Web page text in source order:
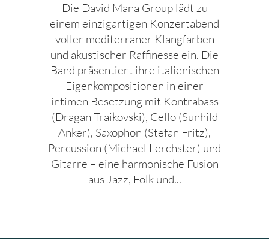
Die David Mana Group lädt zu
einem einzigartigen Konzertabend
voller mediterraner Klangfarben
und akustischer Raffinesse ein. Die
Band präsentiert ihre italienischen
Eigenkompositionen in einer
intimen Besetzung mit Kontrabass
(Dragan Traikovski), Cello (Sunhild
Anker), Saxophon (Stefan Fritz),
Percussion (Michael Lerchster) und
Gitarre – eine harmonische Fusion
aus Jazz, Folk und...